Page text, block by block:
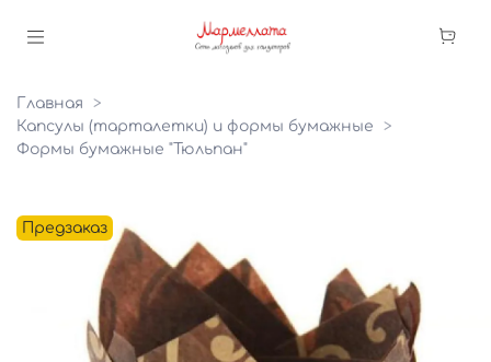
Главная
Капсулы (тарталетки) и формы бумажные
Формы бумажные "Тюльпан"
Предзаказ